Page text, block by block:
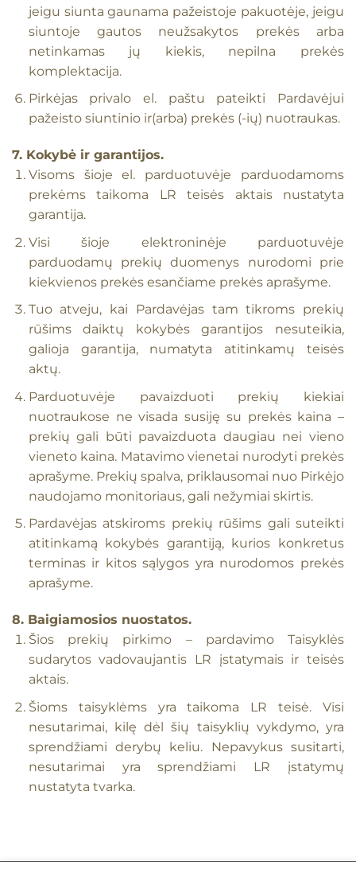
jeigu siunta gaunama pažeistoje pakuotėje, jeigu
siuntoje gautos neužsakytos prekės arba
netinkamas jų kiekis, nepilna prekės
komplektacija.
Pirkėjas privalo el. paštu pateikti Pardavėjui
pažeisto siuntinio ir(arba) prekės (-ių) nuotraukas.
7. Kokybė ir garantijos.
Visoms šioje el. parduotuvėje parduodamoms
prekėms taikoma LR teisės aktais nustatyta
garantija.
Visi šioje elektroninėje parduotuvėje
parduodamų prekių duomenys nurodomi prie
kiekvienos prekės esančiame prekės aprašyme.
Tuo atveju, kai Pardavėjas tam tikroms prekių
rūšims daiktų kokybės garantijos nesuteikia,
galioja garantija, numatyta atitinkamų teisės
aktų.
Parduotuvėje pavaizduoti prekių kiekiai
nuotraukose ne visada susiję su prekės kaina –
prekių gali būti pavaizduota daugiau nei vieno
vieneto kaina. Matavimo vienetai nurodyti prekės
aprašyme. Prekių spalva, priklausomai nuo Pirkėjo
naudojamo monitoriaus, gali nežymiai skirtis.
Pardavėjas atskiroms prekių rūšims gali suteikti
atitinkamą kokybės garantiją, kurios konkretus
terminas ir kitos sąlygos yra nurodomos prekės
aprašyme.
8. Baigiamosios nuostatos.
Šios prekių pirkimo – pardavimo Taisyklės
sudarytos vadovaujantis LR įstatymais ir teisės
aktais.
Šioms taisyklėms yra taikoma LR teisė. Visi
nesutarimai, kilę dėl šių taisyklių vykdymo, yra
sprendžiami derybų keliu. Nepavykus susitarti,
nesutarimai yra sprendžiami LR įstatymų
nustatyta tvarka.